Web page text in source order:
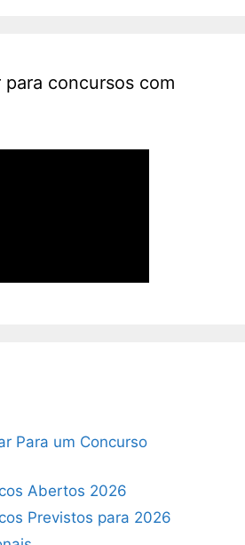
concursos com
Para um Concurso
Abertos 2026
Previstos para 2026